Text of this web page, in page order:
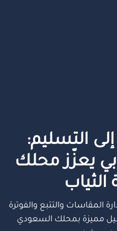
التسليم:
يعزّز محلك
الثياب
المقاسات والتتبع والفوترة
مميزة بمحلك السعودي